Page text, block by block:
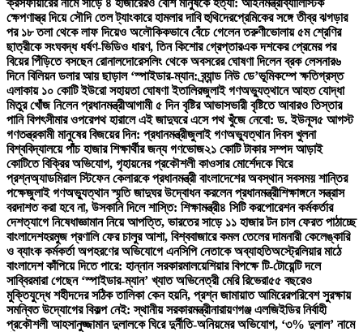
ক্রসফায়ারের নামে সাড়ে ৪ হাজারেরও বেশি মানুষকে হত্যা: আইনমন্ত্রীব্যালিস্টিক
ক্ষেপণাস্ত্র দিয়ে সৌদি তেল ট্যাংকারে হামলার দাবি হুথিদেরপ্রেমিকের সঙ্গে তীব্র ঝগড়ার
পর ১৮ তলা থেকে লাফ দিয়েও অলৌকিকভাবে বেঁচে গেলেন তরুণীভোলায় ৫ম শ্রেণির
ছাত্রীকে সংঘবদ্ধ ধর্ষণ-ভিডিও ধারণ, তিন কিশোর গ্রেপ্তারএক দশকের প্রেমের পর
বিয়ের পিঁড়িতে বসছেন রোনালদোরেসলিং থেকে অবসরের ঘোষণা দিলেন ব্রক লেসনার৬
দিনে বিলিয়ন ডলার আয় ছাড়াল ‘স্পাইডার-ম্যান: ব্র্যান্ড নিউ ডে’ভূমিকম্পে ক্ষতিগ্রস্ত
এলাকায় ১০ কোটি ইউরো সহায়তা ঘোষণা ইতালিরজুলাই গণঅভ্যুত্থানে আহত যোদ্ধা
মিতুর খোঁজ নিলেন প্রধানমন্ত্রীআগামী ৫ দিন বৃষ্টির আভাসভারী বৃষ্টিতে আবারও তিস্তার
পানি বিপৎসীমার ওপরেপথ হারালে এই জাদুঘরে এসে পথ খুঁজে নেবো: ড. ইউনূস৫ আগস্ট
গণতন্ত্রকামী মানুষের বিজয়ের দিন: প্রধানমন্ত্রীজুলাই গণঅভ্যুত্থান দিবস খুলনা
বিশ্ববিদ্যালয়ে পাঁচ হাজার শিক্ষার্থীর জন্য গণভোজ২১ কোটি টাকার সম্পদ আড়াই
কোটিতে বিক্রির অভিযোগ, গৃহায়নের প্রকৌশলী কাওসার মোর্শেদকে ঘিরে
প্রশ্নঅ্যাডমিরাল স্টিফেন কেলারকে প্রধানমন্ত্রী বাংলাদেশের অবস্থান সবসময় শান্তির
পক্ষেজুলাই গণঅভ্যুত্থান স্মৃতি জাদুঘর উদ্বোধন করলেন প্রধানমন্ত্রীশিক্ষাঙ্গনে সন্ত্রাস
বরদাশত করা হবে না, উসকানি দিলে শাস্তি: শিক্ষামন্ত্রী৪ সিটি করপোরেশন কর্মকর্তার
দেশত্যাগে নিষেধাজ্ঞামান নিয়ে আপত্তি, ভারতের সাড়ে ১১ হাজার টন চাল ফেরত পাঠাচ্ছে
বাংলাদেশহরমুজ প্রণালি ফের চালুর আশা, বিশ্ববাজারে কমল তেলের দামনারী কেলেঙ্কারি
ও ব্যাংক কর্মকর্তা অপহরণের অভিযোগে এনসিপি নেতাকে অব্যাহতিঅস্ট্রেলিয়ার মাঠে
বাংলাদেশ কাঁপিয়ে দিতে পারে: হান্নান সরকারমালয়েশিয়ার বিপক্ষে টি-টোয়েন্টি দলে
সাব্বিরমারা গেছেন ‘স্পাইডার-ম্যান’ খ্যাত অভিনেত্রী মেরি রিভেরা৫৫ বছরেও
মুক্তিযুদ্ধে শহীদদের সঠিক তালিকা কেন হয়নি, প্রশ্ন জামায়াত আমিরেরপরিবেশ সুরক্ষায়
সমন্বিত উদ্যোগের বিকল্প নেই: স্থানীয় সরকারমন্ত্রীনারায়ণগঞ্জ এলজিইডির নির্বাহী
প্রকৌশলী আহসানুজ্জামান দুলালকে ঘিরে দুর্নীতি-অনিয়মের অভিযোগ, ‘৩% দুলাল’ নামে